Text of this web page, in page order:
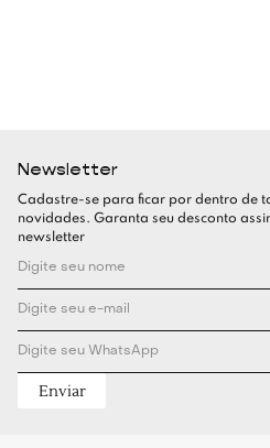
Newsletter
Cadastre-se para ficar por dentro de
novidades. Garanta seu desconto
newsletter
Enviar